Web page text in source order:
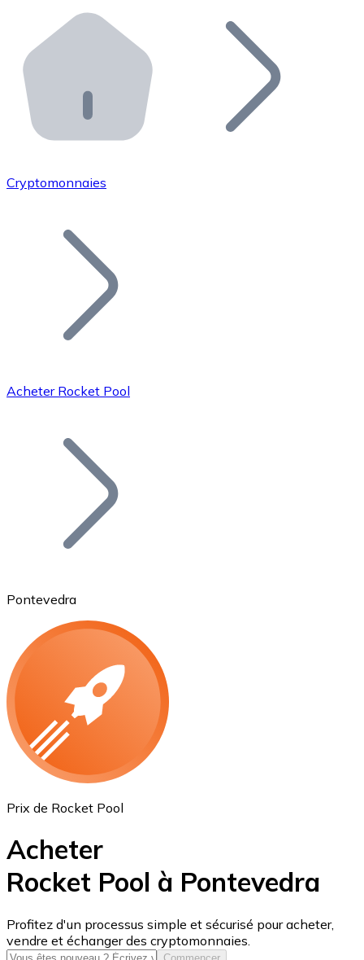
Distributeurs automatiques Bitnovo
Intégrez un ATM Bitnovo dans votre entreprise et
API Bitnovo
Intégrez notre API dans votre écosystème.
Rejoignez notre réseau de distributeurs et
Ajoutez le token de votre projet à notre service
Bitcoin
Ethereum
USD Coin
USDC
Cryptomonnaies
Acheter Rocket Pool
Pontevedra
Prix de Rocket Pool
Acheter
Rocket Pool à Pontevedra
Profitez d'un processus simple et sécurisé pour acheter,
vendre et échanger des cryptomonnaies.
Commencer